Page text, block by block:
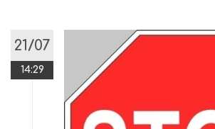
21/07
14:29